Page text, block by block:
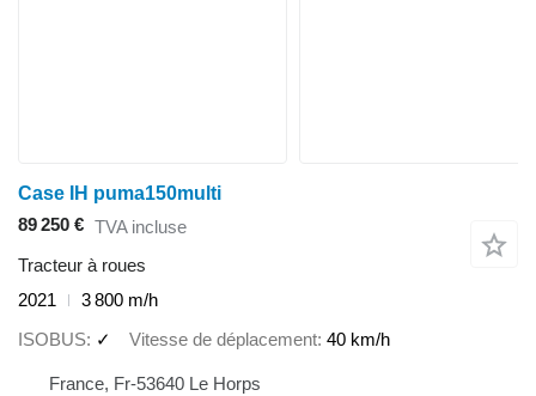
Case IH puma150multi
89 250 € TVA incluse
Tracteur à roues
2021
3 800 m/h
ISOBUS ✓ Vitesse de déplacement 40 km/h
France, Fr-53640 Le Horps